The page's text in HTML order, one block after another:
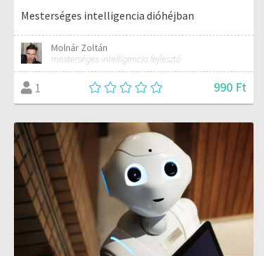
Mesterséges intelligencia dióhéjban
Molnár Zoltán
mesterséges intelligencia fejlesztő
1 990 Ft